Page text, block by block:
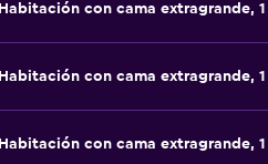
Habitación con cama extragrande,
Habitación con cama extragrande,
Habitación con cama extragrande,